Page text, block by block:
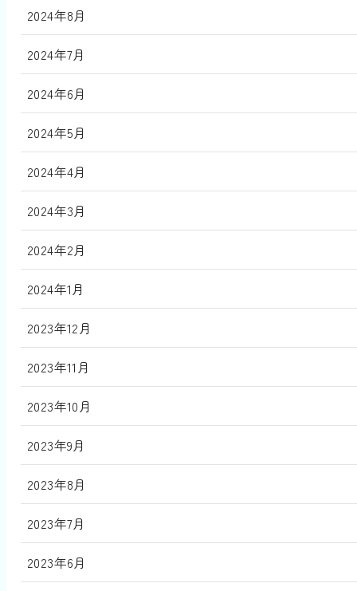
2024年8月
2024年7月
2024年6月
2024年5月
2024年4月
2024年3月
2024年2月
2024年1月
2023年12月
2023年11月
2023年10月
2023年9月
2023年8月
2023年7月
2023年6月